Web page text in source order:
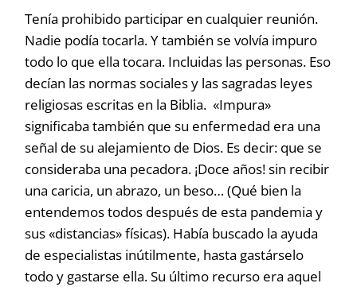
Tenía prohibido participar en cualquier reunión.
Nadie podía tocarla. Y también se volvía impuro
todo lo que ella tocara. Incluidas las personas. Eso
decían las normas sociales y las sagradas leyes
religiosas escritas en la Biblia. «Impura»
significaba también que su enfermedad era una
señal de su alejamiento de Dios. Es decir: que se
consideraba una pecadora. ¡Doce años! sin recibir
una caricia, un abrazo, un beso… (Qué bien la
entendemos todos después de esta pandemia y
sus «distancias» físicas). Había buscado la ayuda
de especialistas inútilmente, hasta gastárselo
todo y gastarse ella. Su último recurso era aquel